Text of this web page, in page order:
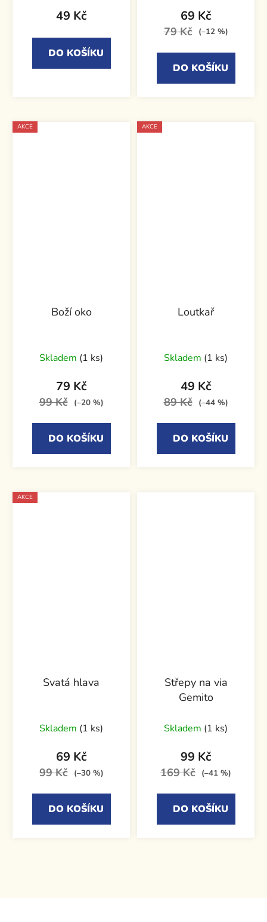
49 Kč
DO KOŠÍKU
69 Kč
79 Kč (–12 %)
DO KOŠÍKU
AKCE
Boží oko
Skladem (1 ks)
79 Kč
99 Kč (–20 %)
DO KOŠÍKU
AKCE
Loutkař
Skladem (1 ks)
49 Kč
89 Kč (–44 %)
DO KOŠÍKU
AKCE
Svatá hlava
Skladem (1 ks)
69 Kč
99 Kč (–30 %)
DO KOŠÍKU
Střepy na via
Gemito
Skladem (1 ks)
99 Kč
169 Kč (–41 %)
DO KOŠÍKU